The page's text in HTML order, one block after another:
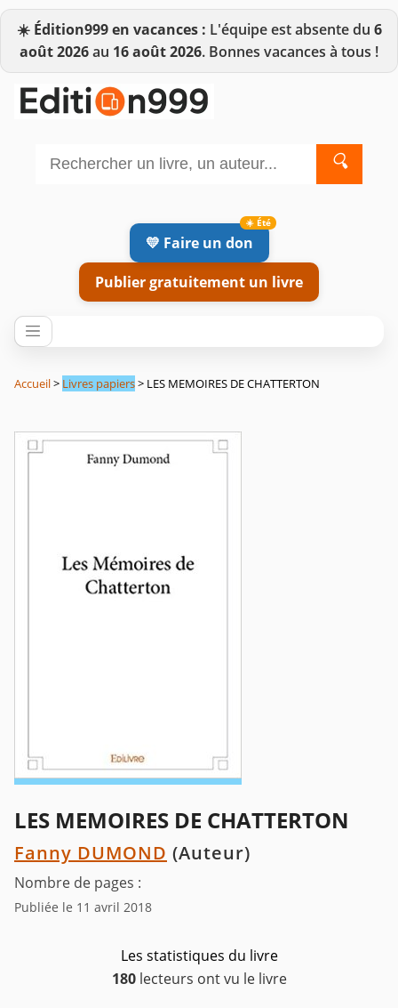
☀️ Édition999 en vacances : L'équipe est absente du 6
août 2026au 16 août 2026. Bonnes vacances à tous !
🔍
💛 Faire un don
Publier gratuitement un livre
Accueil> Livres papiers> LES MEMOIRES DE CHATTERTON
LES MEMOIRES DE CHATTERTON
Fanny DUMOND (Auteur)
Nombre de pages :
Publiée le 11 avril 2018
Les statistiques du livre
180lecteurs ont vu le livre